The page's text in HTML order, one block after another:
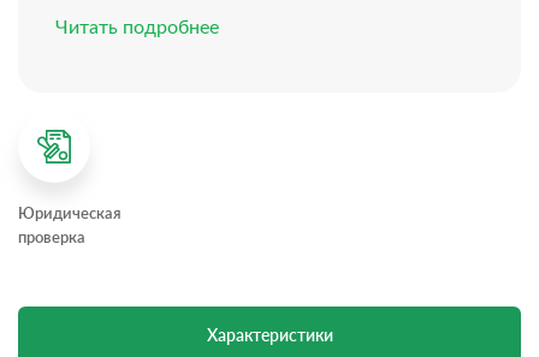
Ремонт: предчистовая
Планировка дома:
Всего 1 этаж, 2 комнаты: кухня-гостиная, спальня ,
комната .
Планировка участка:
Читать подробнее
Юридическая
проверка
Характеристики